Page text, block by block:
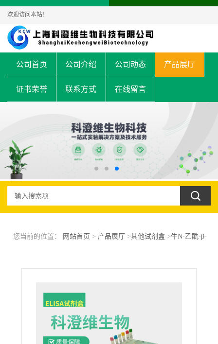
欢迎访问本站！
公司首页 公司介绍 公司动态 产品展厅
证书荣誉 联系方式 在线留言
您当前的位置： 网站首页 > 产品展厅>其他试剂盒>牛N-乙酰-β-